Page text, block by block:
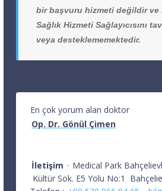
bir başvuru hizmeti değildir ve
Sağlık Hizmeti Sağlayıcısını
veya desteklememektedir.
En çok yorum alan doktor
Op. Dr. Gönül Çimen
İletişim · Medical Park
Kültür Sok. E5 Yolu No:1